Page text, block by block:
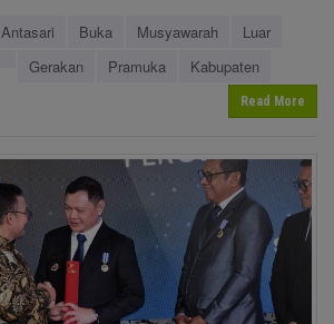
Antasari Buka Musyawarah
Luar
Gerakan Pramuka
Kabupaten
Read More